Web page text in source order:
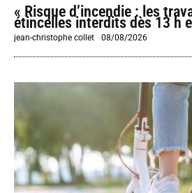
« Risque d’incendie : les
étincelles interdits dès 13 h
jean-christophe collet -08/08/2026